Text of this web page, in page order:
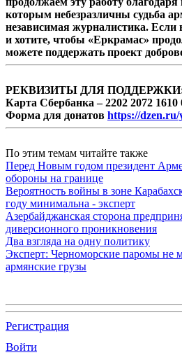
которым небезразличны судьба
независимая журналистика.
и хотите, чтобы «Еркрамас»
можете поддержать проект
РЕКВИЗИТЫ ДЛЯ
Карта Сбербанка – 2202 2072 1610
Форма для донатов https://
По этим темам читайте также
Перед Новым годом президент
обороны на границе
Вероятность войны в зоне
году минимальна - эксперт
Азербайджанская сторона
диверсионного проникновения
Два взгляда на одну политику
Эксперт: Черноморские паромы не
армянские грузы
Регистрация
Войти